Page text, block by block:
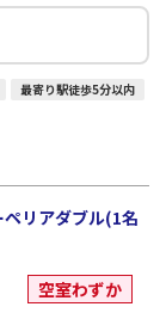
最寄り駅徒歩5分以内
リアダブル(1名
空室わずか